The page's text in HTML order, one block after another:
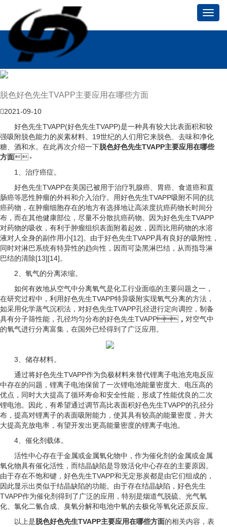
脱色好色先生TVAPP主要应用在哪些方面
2021-09-10
好色先生TVAPP(好色先生TVAPP)是一种具有较大比表面积和较
强吸附脱色能力的炭素材料。19世纪的人们用它来脱色、去味和净化
糖、酒和水。在此再次介绍一下脱色好色先生TVAPP主要应用在哪些
方面。
1、治疗癌症。
好色先生TVAPP在美国已被用于治疗乳腺癌、胃癌、食道癌和直
肠癌等恶性肿瘤的外科和介入治疗。用好色先生TVAPP吸附不同的抗
癌药物，在肿瘤细胞存在的地方有选择地让高浓度抗癌药物长时间分
布，而在其他健康部位，尽量不分散抗癌药物。因为好色先生TVAPP
对药物的吸收，有利于肿瘤组织表面附着起效，因而比用药物的水溶
液对人全身的副作用小[12]。由于好色先生TVAPP具有良好的吸附性，
同时对淋巴系统有特异性的趋向性，因而可染黑淋巴结，从而指导淋
巴结的清除[13][14]。
2、氧气的分离浓缩。
如何有效地从空气中分离氧气是化工行业面临的主要问题之一，
在研究过程中，利用好色先生TVAPP特异吸附实现氧气分离的方法，
如采用化学蒸气沉积法，对好色先生TVAPP孔径进行定向调控，制备
具有分子筛性能，孔径均匀分布的好色先生TVAPP，对空气中
的氧气进行分离富集，在国外已经得到了广泛应用。
3、储存材料。
通过将好色先生TVAPP作为负极材料来替代锂离子电池充电反应
中存在的问题，锂离子电池保留了一次锂电池能量密度大、电压高的
优点，同时大大提高了循环寿命和安全性能，形成了性能优良的二次
锂电池。因此，有希望通过调节高比表面积好色先生TVAPP的孔径分
布，提高对锂离子的表面吸附能力，使其具有较高的能量密度，并大
大提高充放电率，有望开发出更高能量密度的锂离子电池。
4、催化剂载体。
活性中心存在于金属或金属氧化物中，作为催化剂的金属或金属
氧化物具有催化活性，而结晶缺陷是导致活化中心存在的主要原因。
由于存在不饱和键，好色先生TVAPP和无定形炭都是由它们组成的，
因此显示出类似于结晶缺陷的功能。由于存在结晶缺陷，好色先生
TVAPP作为催化剂得到了广泛的应用，特别是烟道气脱硫、光气氧
化、氯化二氰合成、臭氧分解和电池中氧的去极化等氧化还原反应。
以上是脱色好色先生TVAPP主要应用在哪些方面的相关内容，表